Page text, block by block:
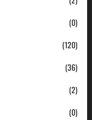
(0)
(120)
(36)
(2)
(0)